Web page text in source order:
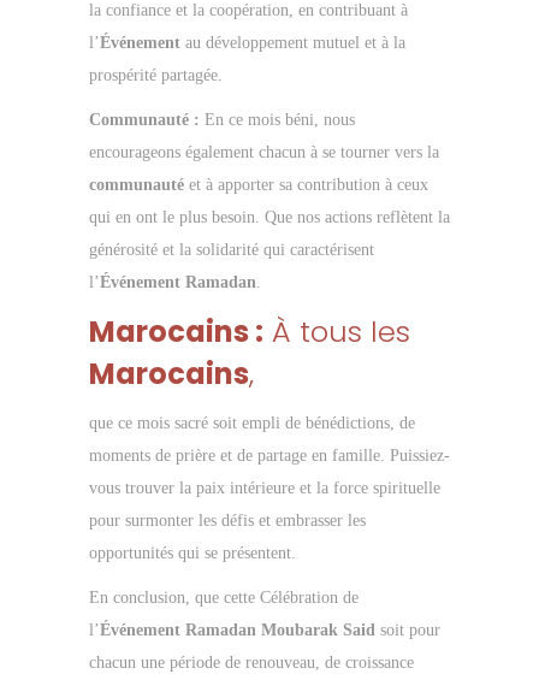
la confiance et la coopération, en contribuant à
l’Événement au développement mutuel et à la
prospérité partagée.
Communauté : En ce mois béni, nous
encourageons également chacun à se tourner vers la
communauté et à apporter sa contribution à ceux
qui en ont le plus besoin. Que nos actions reflètent la
générosité et la solidarité qui caractérisent
l’Événement Ramadan.
Marocains : À tous les
Marocains,
que ce mois sacré soit empli de bénédictions, de
moments de prière et de partage en famille. Puissiez-
vous trouver la paix intérieure et la force spirituelle
pour surmonter les défis et embrasser les
opportunités qui se présentent.
En conclusion, que cette Célébration de
l’Événement Ramadan Moubarak Said soit pour
chacun une période de renouveau, de croissance